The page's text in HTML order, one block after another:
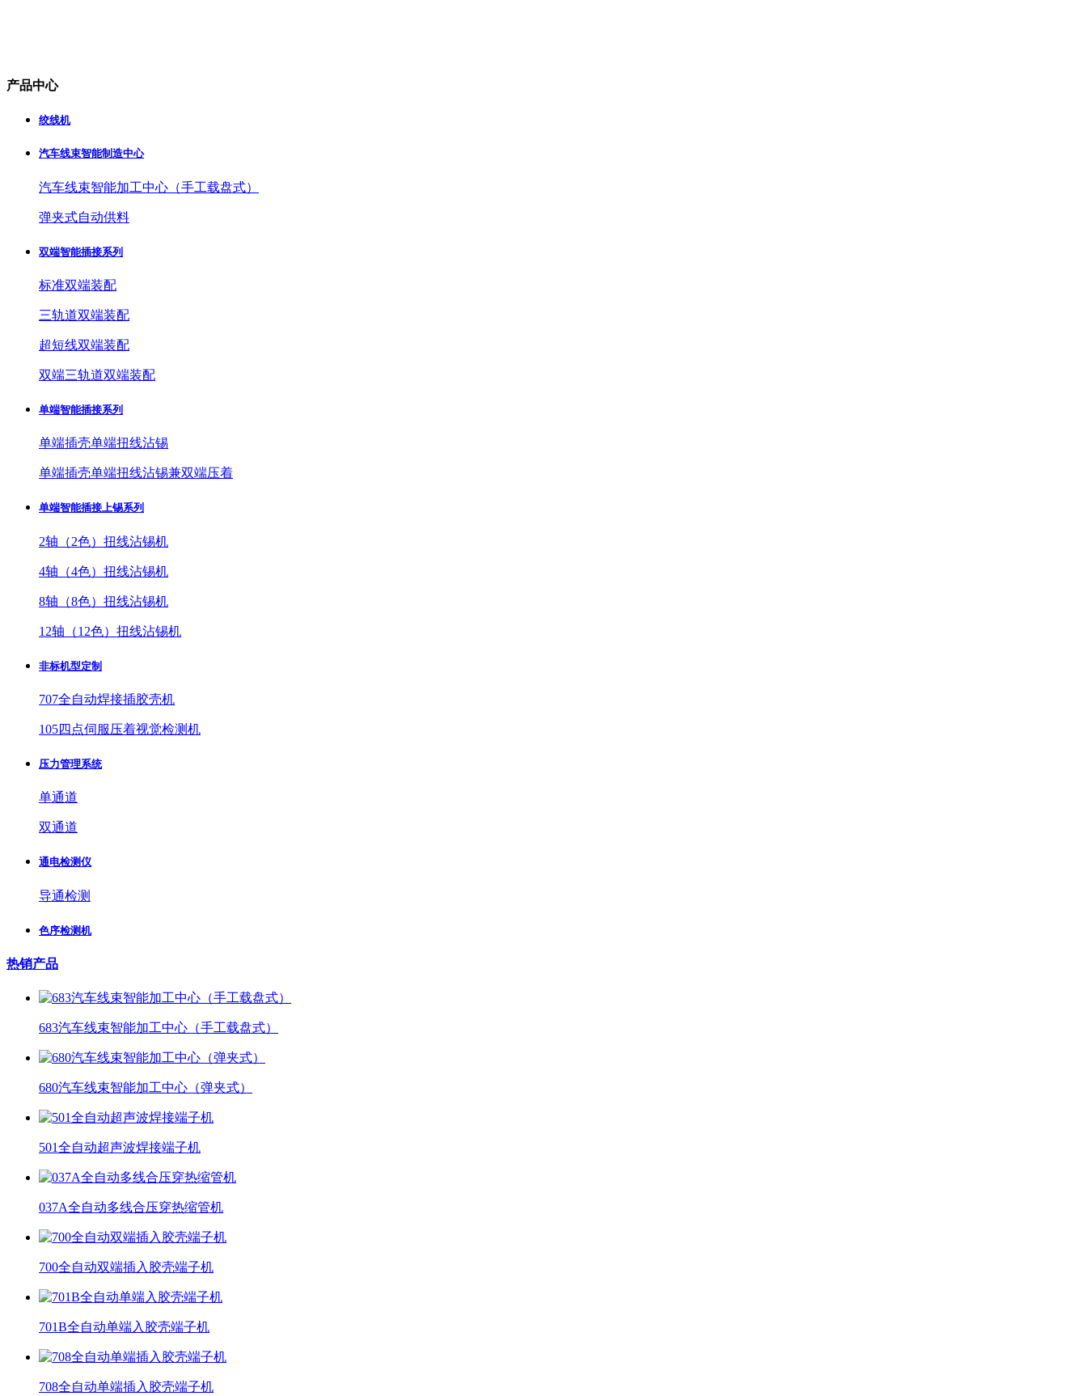
产品中心
绞线机
汽车线束智能制造中心
汽车线束智能加工中心（手工载盘式）
弹夹式自动供料
双端智能插接系列
标准双端装配
三轨道双端装配
超短线双端装配
双端三轨道双端装配
单端智能插接系列
单端插壳单端扭线沾锡
单端插壳单端扭线沾锡兼双端压着
单端智能插接上锡系列
2轴（2色）扭线沾锡机
4轴（4色）扭线沾锡机
8轴（8色）扭线沾锡机
12轴（12色）扭线沾锡机
非标机型定制
707全自动焊接插胶壳机
105四点伺服压着视觉检测机
压力管理系统
单通道
双通道
通电检测仪
导通检测
色序检测机
热销产品
683汽车线束智能加工中心（手工载盘式）
680汽车线束智能加工中心（弹夹式）
501全自动超声波焊接端子机
037A全自动多线合压穿热缩管机
700全自动双端插入胶壳端子机
701B全自动单端入胶壳端子机
708全自动单端插入胶壳端子机